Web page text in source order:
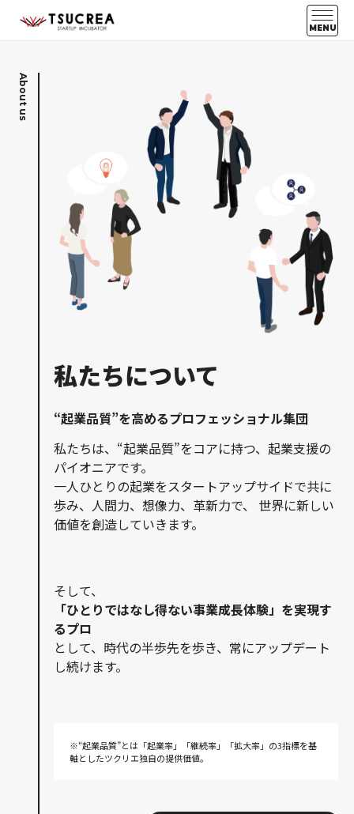
MENU
About us
私たちについて
“起業品質”を高めるプロフェッショナル集団
私たちは、“起業品質”をコアに持つ、起業支援の
パイオニアです。
一人ひとりの起業をスタートアップサイドで共に
歩み、人間力、想像力、革新力で、
世界に新しい
価値を創造していきます。
そして、
「ひとりではなし得ない事業成長体験」を実現す
るプロ
として、時代の半歩先を歩き、常にアップデート
し続けます。
※“起業品質”とは「起業率」「継続率」「拡大率」の3指標を基
軸としたツクリエ独自の提供価値。